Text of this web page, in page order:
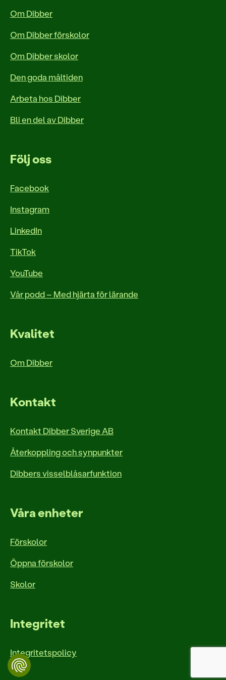
Om Dibber
Om Dibber förskolor
Om Dibber skolor
Den goda måltiden
Arbeta hos Dibber
Bli en del av Dibber
Följ oss
Facebook
Instagram
LinkedIn
TikTok
YouTube
Vår podd – Med hjärta för lärande
Kvalitet
Om Dibber
Kontakt
Kontakt Dibber Sverige AB
Återkoppling och synpunkter
Dibbers visselblåsarfunktion
Våra enheter
Förskolor
Öppna förskolor
Skolor
Integritet
Integritetspolicy